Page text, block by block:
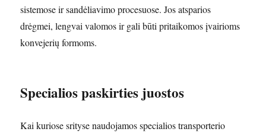
sistemose ir sandėliavimo procesuose. Jos atsparios
drėgmei, lengvai valomos ir gali būti pritaikomos įvairioms
konvejerių formoms.
Specialios paskirties juostos
Kai kuriose srityse naudojamos specialios transporterio